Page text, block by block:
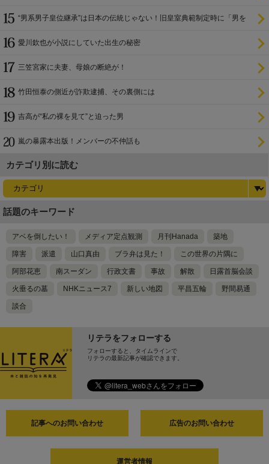
“男系男子皇位継承”は日本の伝統じゃない！旧皇室典範制定時に「男を
愛川欽也が小説にしていた出生の秘密
三笠宮家に夫妻、母娘の断絶が！
竹田恒泰の側近が詐欺逮捕、その裏側には
吉高が“私の裸を見て”と迫った男
嵐の暴露本出版！メンバーの不仲話も
カテゴリ別に読む
話題のキーワード
アベを倒したい！ メディア定点観測 月刊Hanada 築地
障害 派遣 山口真由 ブラ弁は見た！ この世界の片隅に
阿部花恵 南スーダン 行政文書 事故 解散 日露首脳会談
火垂るの墓 NHKニュース7 新しい地図 平昌五輪 野間易通
談合
リテラをフォローする
フォローすると、タイムラインで
リテラの最新記事が確認できます。
記事へのお問い合わせ 広告のお問い合わせ
運営者情報